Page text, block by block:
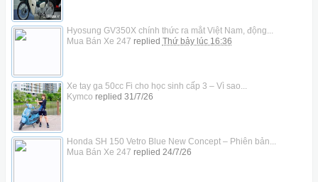
Hyosung GV350X chính thức ra mắt Việt Nam, động...
Mua Bán Xe 247 replied Thứ bảy lúc 16:36
Xe tay ga 50cc Fi cho học sinh cấp 3 – Vì sao...
Kymco replied 31/7/26
Honda SH 150 Vetro Blue New Concept – Phiên bản...
Mua Bán Xe 247 replied 24/7/26